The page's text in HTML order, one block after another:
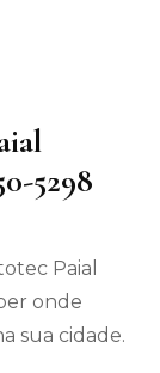
5298
Paial
onde
sua cidade.